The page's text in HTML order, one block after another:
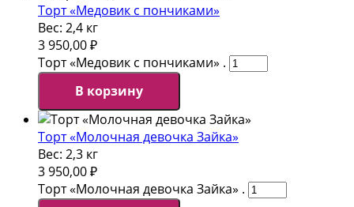
Торт «Медовик с пончиками»
Вес: 2,4 кг
3 950,00₽
Торт «Медовик с пончиками» .
В корзину
Торт «Молочная девочка Зайка»
Вес: 2,3 кг
3 950,00₽
Торт «Молочная девочка Зайка» .